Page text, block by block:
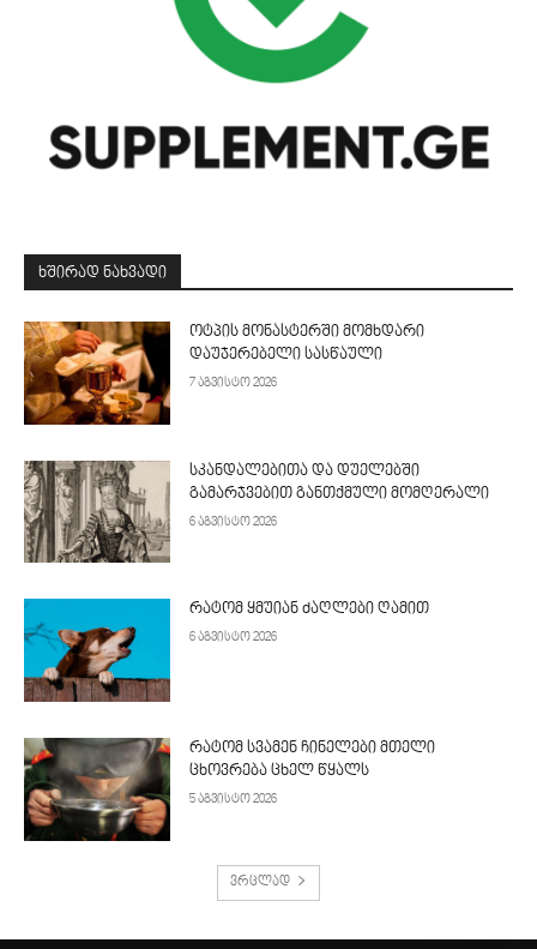
ᲮᲨᲘᲠᲐᲓ ᲜᲐᲮᲕᲐᲓᲘ
ოტპის მონასტერში მომხდარი
დაუჯერებელი სასწაული
7 აგვისტო 2026
სკანდალებითა და დუელებში
გამარჯვებით განთქმული მომღერალი
6 აგვისტო 2026
რატომ ყმუიან ძაღლები ღამით
6 აგვისტო 2026
რატომ სვამენ ჩინელები მთელი
ცხოვრება ცხელ წყალს
5 აგვისტო 2026
ვრცლად